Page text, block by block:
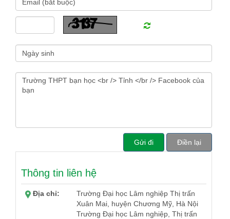
Thông tin liên hệ
Địa chỉ:
Trường Đại học Lâm nghiệp Thị trấn
Xuân Mai, huyện Chương Mỹ, Hà Nội
Trường Đại học Lâm nghiệp, Thị trấn